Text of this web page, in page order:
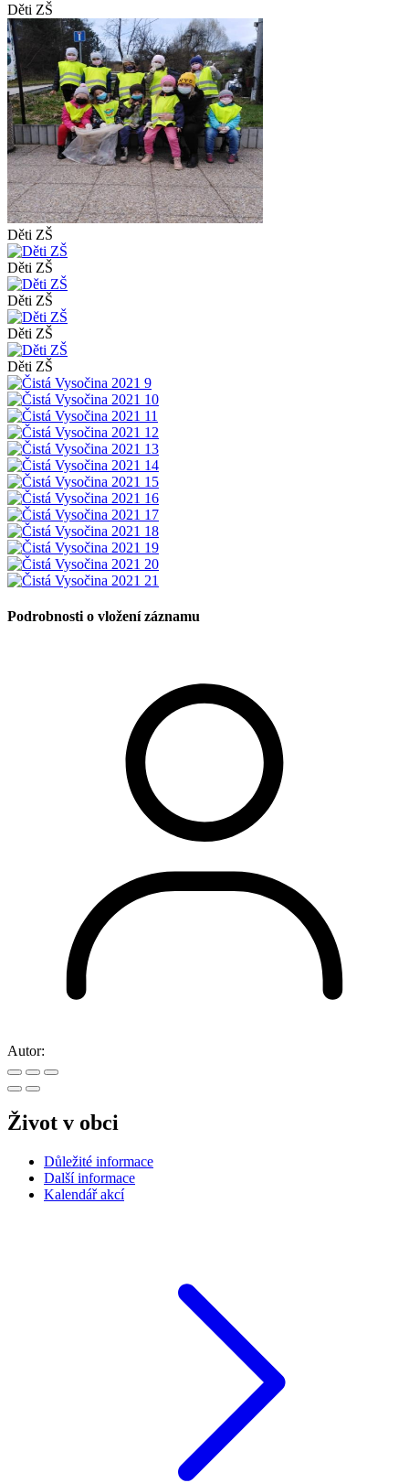
Děti ZŠ
Děti ZŠ
Děti ZŠ
Děti ZŠ
Děti ZŠ
Děti ZŠ
Podrobnosti o vložení záznamu
Autor:
Život v obci
Důležité informace
Další informace
Kalendář akcí